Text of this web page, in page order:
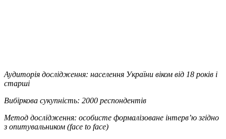
Аудиторія дослідження: населення України віком від 18 років і
старші
Вибіркова сукупність: 2000 респондентів
Метод дослідження: особисте формалізоване інтерв’ю згідно
з опитувальником (face to face)